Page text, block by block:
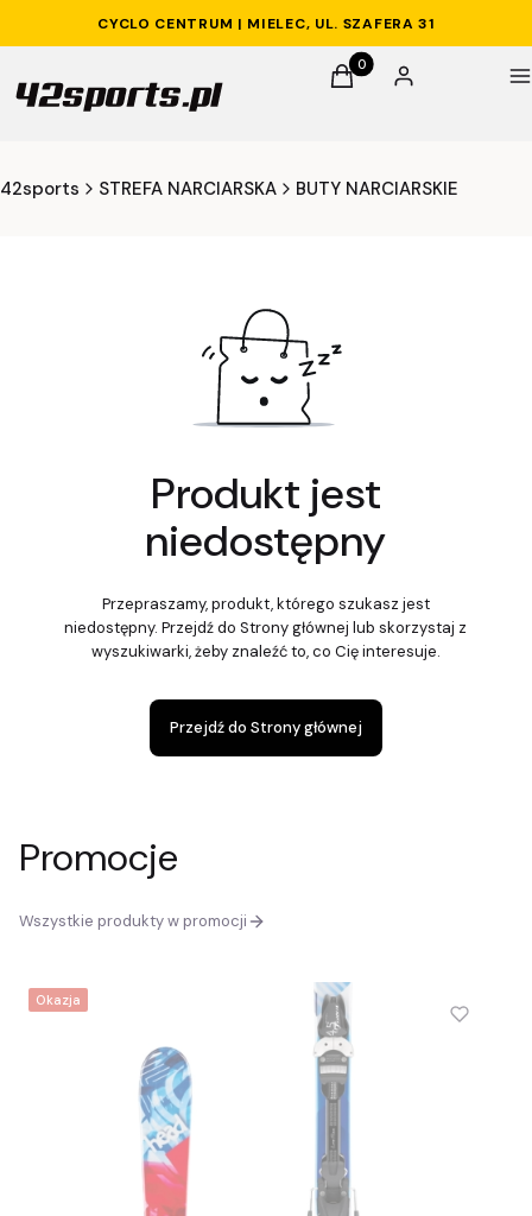
CYCLO CENTRUM | MIELEC, UL. SZAFERA 31
Produkty w koszyku: 0.
Koszyk Zaloguj się
42sports STREFA NARCIARSKA BUTY NARCIARSKIE
Produkt jest
niedostępny
Przepraszamy, produkt, którego szukasz jest
niedostępny. Przejdź do Strony głównej lub skorzystaj z
wyszukiwarki, żeby znaleźć to, co Cię interesuje.
Przejdź do Strony głównej
Promocje
Wszystkie produkty w promocji
Okazja